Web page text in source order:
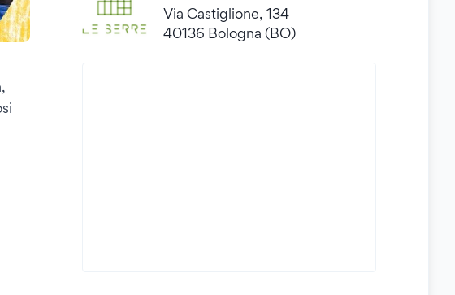
Via Castiglione, 134
40136 Bologna (BO)